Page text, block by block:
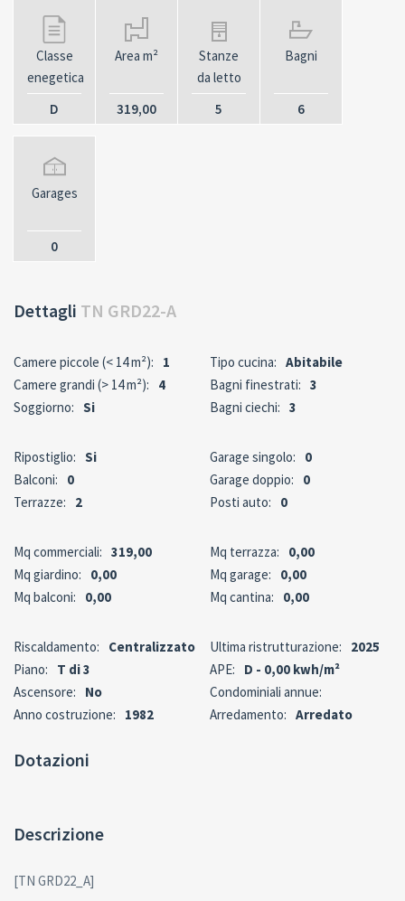
Classe
enegetica
D
Area m²
319,00
Stanze
da letto
5
Bagni
6
Garages
0
Dettagli TN GRD22-A
Camere piccole (< 14 m²):
1
Camere grandi (> 14 m²):
4
Soggiorno: Si
Tipo cucina: Abitabile
Bagni finestrati: 3
Bagni ciechi: 3
Ripostiglio: Si
Balconi:
0
Terrazze:
2
Garage singolo:
0
Garage doppio:
0
Posti auto:
0
Mq commerciali: 319,00
Mq giardino:
0,00
Mq balconi:
0,00
Mq terrazza:
0,00
Mq garage:
0,00
Mq cantina:
0,00
Riscaldamento:
Centralizzato
Piano:
T di 3
Ascensore:
No
Anno costruzione:
1982
Ultima ristrutturazione:
2025
APE:
D - 0,00 kwh/m²
Condominiali annue:
Arredamento: Arredato
Dotazioni
Descrizione
[TN GRD22_A]